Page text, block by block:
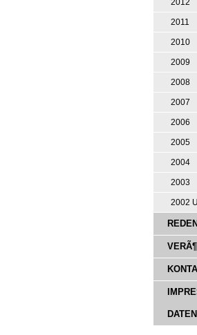
2012
2011
2010
2009
2008
2007
2006
2005
2004
2003
2002
REDEN